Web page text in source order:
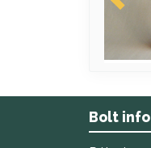
Bolt info